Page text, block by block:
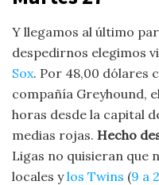
Y llegamos al último
despedirnos elegimos
Sox. Por 48,00 dólares
compañía Greyhound,
horas desde la capital
medias rojas. Hecho
Ligas no quisieran que
locales ylos Twins (9 a 2